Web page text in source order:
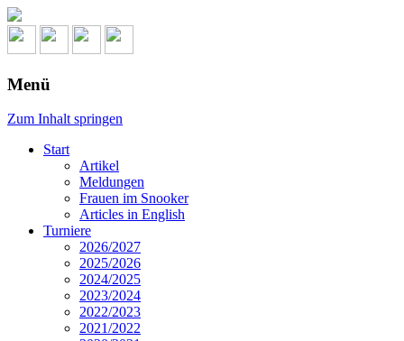
Menü
Zum Inhalt springen
Start
Artikel
Meldungen
Frauen im Snooker
Articles in English
Turniere
2026/2027
2025/2026
2024/2025
2023/2024
2022/2023
2021/2022